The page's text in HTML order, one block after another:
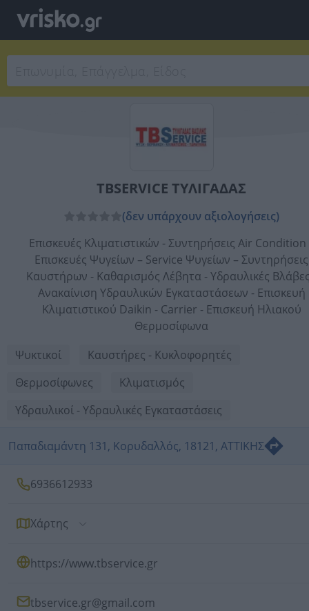
TBSERVICE ΤΥΛΙΓΑΔΑΣ
(δεν υπάρχουν αξιολογήσεις)
Επισκευές Κλιματιστικών - Συντηρήσεις Air Condition
Επισκευές Ψυγείων – Service Ψυγείων – Συντηρήσεις
Καυστήρων - Καθαρισμός Λέβητα - Υδραυλικές
Ανακαίνιση Υδραυλικών Εγκαταστάσεων - Επισκευή
Κλιματιστικού Daikin - Carrier - Επισκευή Ηλιακού
Θερμοσίφωνα
Ψυκτικοί
Καυστήρες - Κυκλοφορητές
Θερμοσίφωνες
Κλιματισμός
Υδραυλικοί - Υδραυλικές Εγκαταστάσεις
Παπαδιαμάντη 131, Κορυδαλλός, 18121, ΑΤΤΙΚΗΣ
6936612933
Χάρτης
https://www.tbservice.gr
tbservice.gr@gmail.com